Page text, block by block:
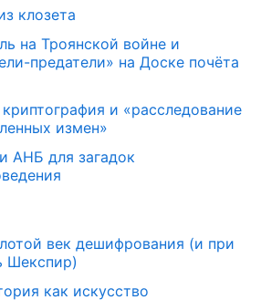
клозета
на Троянской войне и
предатели» на Доске почёта
и «расследование
измен»
АНБ для загадок
век дешифрования (и при
Шекспир)
как искусство